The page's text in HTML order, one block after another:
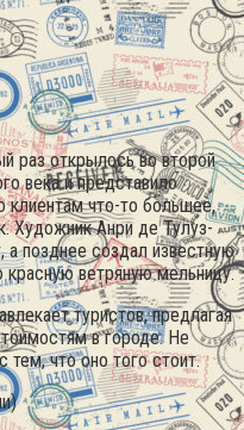
раз открылось во второй
века и представило
клиентам что-то большее,
Художник Анри де Тулуз-
позднее создал известную
ветряную мельницу.
туристов, предлагая
в городе. Не
тем, что оно того стоит.